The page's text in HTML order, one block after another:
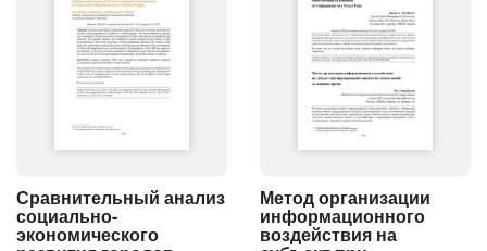
Сравнительный анализ
социально-
экономического
Метод организации
информационного
воздействия на